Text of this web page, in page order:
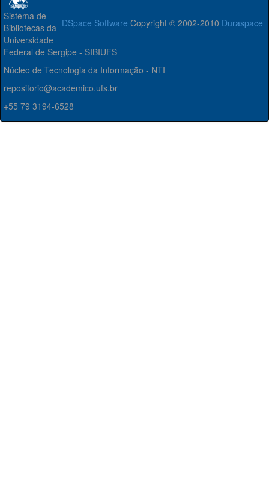
DSpace Software Copyright © 2002-2010 Duraspace
Sistema de
Bibliotecas da
Universidade
Federal de Sergipe - SIBIUFS
Núcleo de Tecnologia da Informação - NTI
repositorio@academico.ufs.br
+55 79 3194-6528